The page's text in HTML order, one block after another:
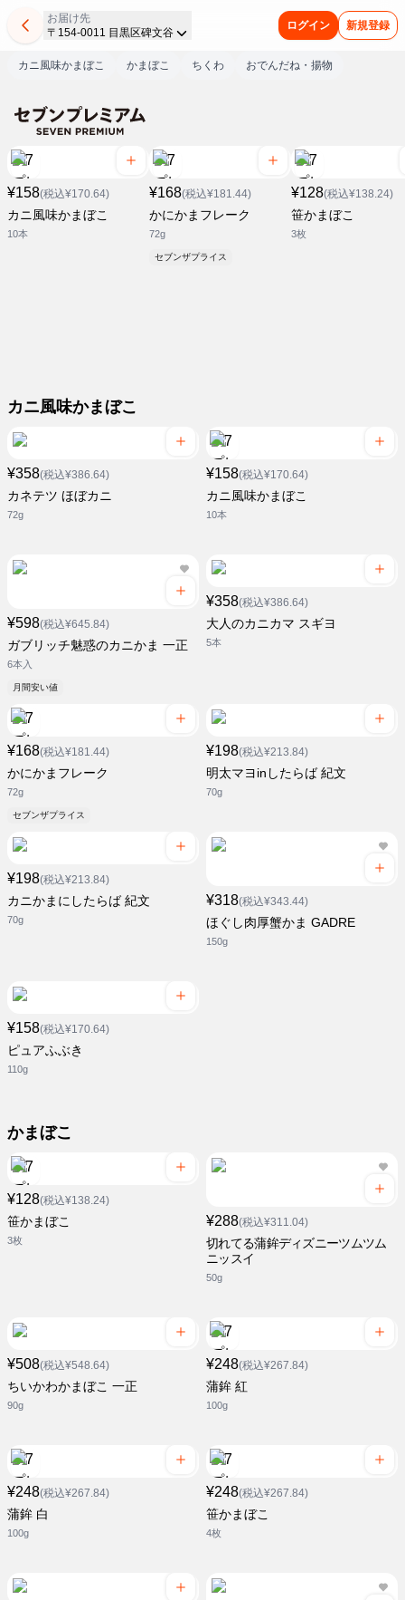
お届け先
〒154-0011 目黒区碑文谷
ログイン 新規登録
カニ風味かまぼこ かまぼこ ちくわ おでんだね・揚物
¥158(税込¥170.64)
カニ風味かまぼこ
10本
¥168(税込¥181.44)
かにかまフレーク
72g
セブンザプライス
¥128(税込¥138.24)
笹かまぼこ
3枚
カニ風味かまぼこ
¥358(税込¥386.64)
カネテツ ほぼカニ
72g
¥158(税込¥170.64)
カニ風味かまぼこ
10本
¥598(税込¥645.84)
ガブリッチ魅惑のカニかま 一正
6本入
月間安い値
¥358(税込¥386.64)
大人のカニカマ スギヨ
5本
¥168(税込¥181.44)
かにかまフレーク
72g
セブンザプライス
¥198(税込¥213.84)
明太マヨinしたらば 紀文
70g
¥198(税込¥213.84)
カニかまにしたらば 紀文
70g
¥318(税込¥343.44)
ほぐし肉厚蟹かま GADRE
150g
¥158(税込¥170.64)
ピュアふぶき
110g
かまぼこ
¥128(税込¥138.24)
笹かまぼこ
3枚
¥288(税込¥311.04)
切れてる蒲鉾ディズニーツムツム
ニッスイ
50g
¥508(税込¥548.64)
ちいかわかまぼこ 一正
90g
¥248(税込¥267.84)
蒲鉾 紅
100g
¥248(税込¥267.84)
蒲鉾 白
100g
¥248(税込¥267.84)
笹かまぼこ
4枚